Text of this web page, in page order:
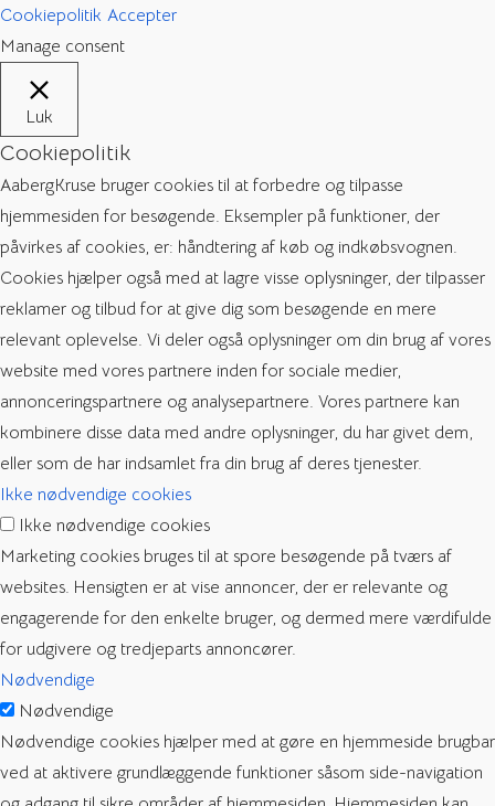
Cookiepolitik Accepter
Manage consent
Luk
Cookiepolitik
AabergKruse bruger cookies til at forbedre og tilpasse
hjemmesiden for besøgende. Eksempler på funktioner, der
påvirkes af cookies, er: håndtering af køb og indkøbsvognen.
Cookies hjælper også med at lagre visse oplysninger, der tilpasser
reklamer og tilbud for at give dig som besøgende en mere
relevant oplevelse. Vi deler også oplysninger om din brug af vores
website med vores partnere inden for sociale medier,
annonceringspartnere og analysepartnere. Vores partnere kan
kombinere disse data med andre oplysninger, du har givet dem,
eller som de har indsamlet fra din brug af deres tjenester.
Ikke nødvendige cookies
Ikke nødvendige cookies
Marketing cookies bruges til at spore besøgende på tværs af
websites. Hensigten er at vise annoncer, der er relevante og
engagerende for den enkelte bruger, og dermed mere værdifulde
for udgivere og tredjeparts annoncører.
Nødvendige
Nødvendige
Nødvendige cookies hjælper med at gøre en hjemmeside brugbar
ved at aktivere grundlæggende funktioner såsom side-navigation